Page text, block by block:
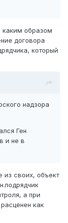
каким образом
договора
который
надзора
Ген
и не в
из своих, объект
а при
как